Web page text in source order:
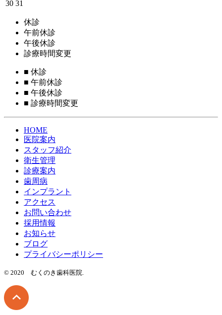
30 31
休診
午前休診
午後休診
診療時間変更
■ 休診
■ 午前休診
■ 午後休診
■ 診療時間変更
HOME
医院案内
スタッフ紹介
衛生管理
診療案内
歯周病
インプラント
アクセス
お問い合わせ
採用情報
お知らせ
ブログ
プライバシーポリシー
© 2020 むくのき歯科医院.